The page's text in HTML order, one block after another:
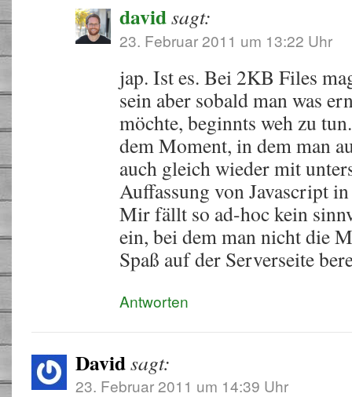
davidsagt:
23. Februar 2011 um 13:22 Uhr
jap. Ist es. Bei 2KB Files
sein aber sobald man was
möchte, beginnts weh zu
dem Moment, in dem man
auch gleich wieder mit
Auffassung von Javascript
Mir fällt so ad-hoc kein
ein, bei dem man nicht die
Spaß auf der Serverseite
Antworten
Davidsagt:
23. Februar 2011 um 14:39 Uhr